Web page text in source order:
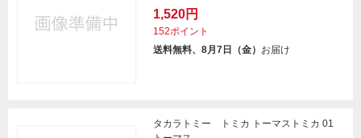
1,520円
152ポイント
送料無料、8月7日（金） お届け
タカラトミー トミカ トーマストミカ 01